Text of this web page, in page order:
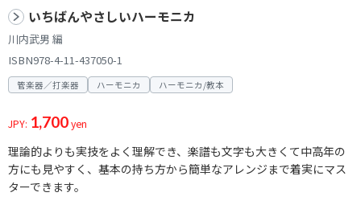
いちばんやさしいハーモニカ
川内武男 編
ISBN978-4-11-437050-1
管楽器／打楽器 ハーモニカ ハーモニカ/教本
JPY: 1,700yen
理論的よりも実技をよく理解でき、楽譜も文字も大きくて中高年の
方にも見やすく、基本の持ち方から簡単なアレンジまで着実にマス
ターできます。